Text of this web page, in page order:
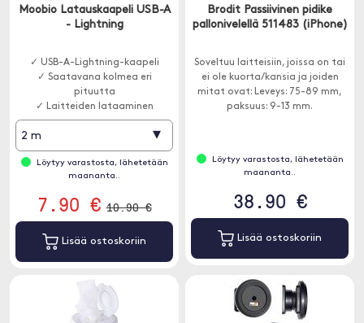
Moobio Latauskaapeli USB-A
- Lightning
✓ USB-A-Lightning-kaapeli
✓ Saatavana kolmea eri
pituutta
✓ Laitteiden lataaminen
2 m ▾
Löytyy varastosta, lähetetään
maananta..
7.90 € 10.90 €
Lisää ostoskoriin
Brodit Passiivinen pidike
pallonivelellä 511483 (iPhone)
Soveltuu laitteisiin, joissa on tai
ei ole kuorta/kansia ja joiden
mitat ovat: Leveys: 75-89 mm,
paksuus: 9-13 mm.
Löytyy varastosta, lähetetään
maananta..
38.90 €
Lisää ostoskoriin